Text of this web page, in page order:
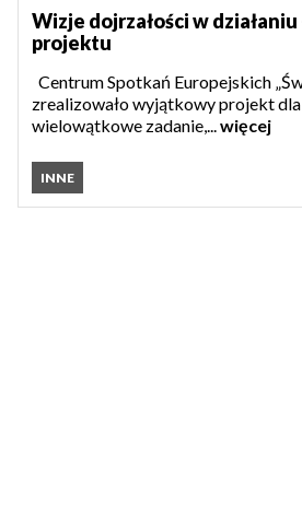
Wizje dojrzałości w
projektu
Centrum Spotkań Europejskich
zrealizowało wyjątkowy projekt dla
wielowątkowe zadanie,...więcej
INNE